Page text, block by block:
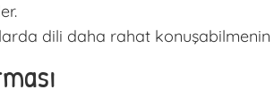
dili daha rahat